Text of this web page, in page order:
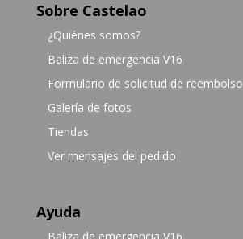
Sobre Castelao
¿Quiénes somos?
Baliza de emergencia V16
Formulario de solicitud de reembolso
Galería de fotos
Tiendas
Ver mensajes del pedido
Ayuda
Baliza de emergencia V16